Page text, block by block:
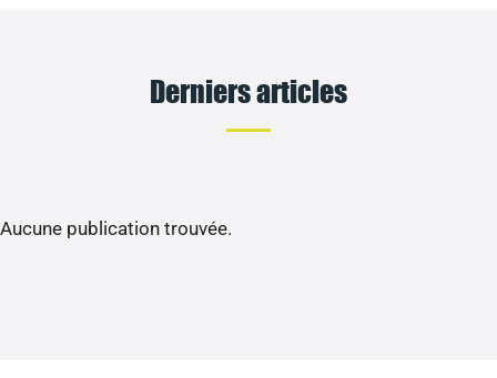
Derniers articles
Aucune publication trouvée.